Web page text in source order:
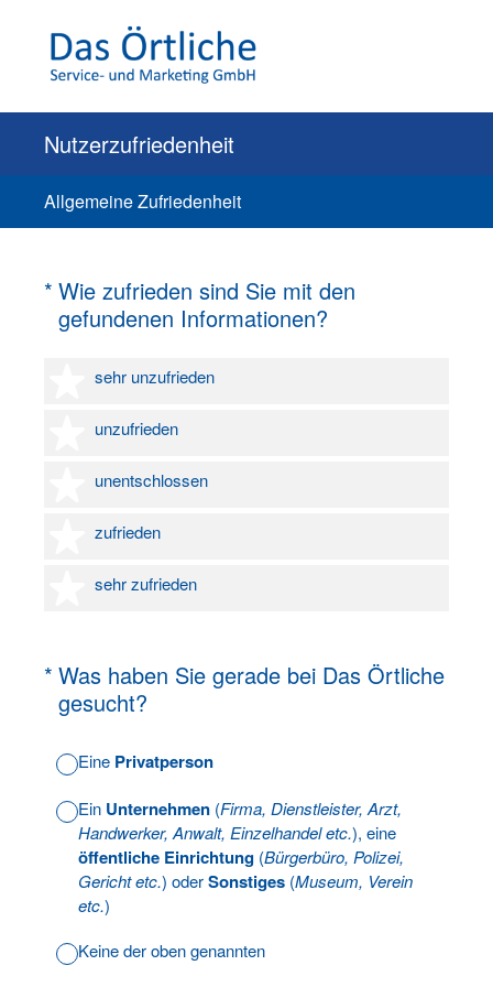
Nutzerzufriedenheit
Allgemeine Zufriedenheit
* Wie zufrieden sind Sie mit den
gefundenen Informationen?
(Erforderlich.)
sehr unzufrieden
1 Stern
unzufrieden
2 Sterne
unentschlossen
3 Sterne
zufrieden
4 Sterne
sehr zufrieden
5 Sterne
* Was haben Sie gerade bei Das Örtliche
gesucht?
(Erforderlich.)
Eine Privatperson
Ein Unternehmen (Firma, Dienstleister, Arzt,
Handwerker, Anwalt, Einzelhandel etc.), eine
öffentliche Einrichtung (Bürgerbüro, Polizei,
Gericht etc.) oderSonstiges (Museum, Verein
etc.)
Keine der oben genannten